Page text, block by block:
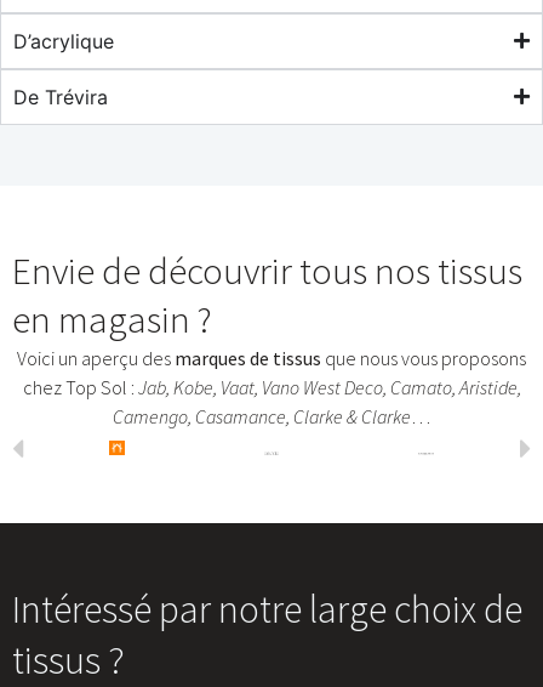
D’acrylique
De Trévira
Envie de découvrir tous nos tissus
en magasin ?
Voici un aperçu des marques de tissus que nous vous proposons
chez Top Sol : Jab, Kobe, Vaat, Vano West Deco, Camato, Aristide,
Camengo, Casamance, Clarke & Clarke
Intéressé par notre large choix de
tissus ?